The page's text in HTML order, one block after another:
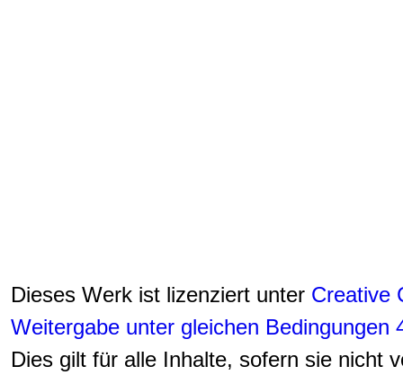
Dieses Werk ist lizenziert unter Creative
Weitergabe unter gleichen
Dies gilt für alle Inhalte, sofern sie nicht